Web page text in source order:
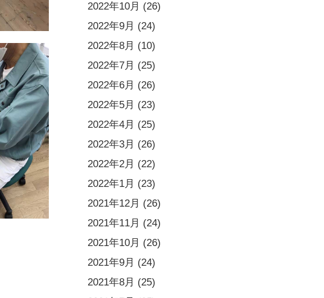
2022年10月 (26)
2022年9月 (24)
2022年8月 (10)
2022年7月 (25)
2022年6月 (26)
2022年5月 (23)
2022年4月 (25)
2022年3月 (26)
2022年2月 (22)
2022年1月 (23)
2021年12月 (26)
2021年11月 (24)
2021年10月 (26)
2021年9月 (24)
2021年8月 (25)